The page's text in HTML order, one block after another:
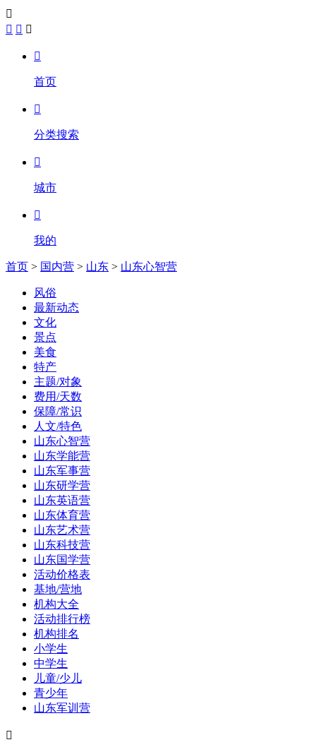

  

首页

分类搜索

城市

我的
首页 > 国内营 > 山东 > 山东心智营
风俗
最新动态
文化
景点
美食
特产
主题/对象
费用/天数
保障/常识
人文/特色
山东心智营
山东学能营
山东军事营
山东研学营
山东英语营
山东体育营
山东艺术营
山东科技营
山东国学营
活动价格表
基地/营地
机构大全
活动排行榜
机构排名
小学生
中学生
儿童/少儿
青少年
山东军训营
